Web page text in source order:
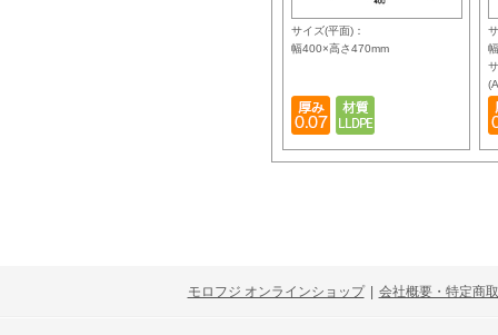
サイズ(平面)：
幅400×高さ470mm
モロフジ オンラインショップ 会社概要・特定商